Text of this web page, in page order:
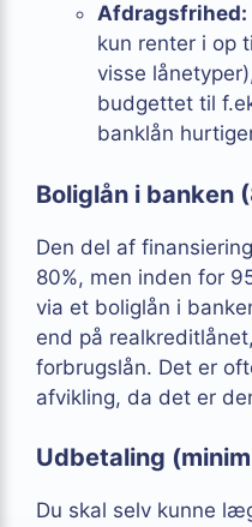
Afdragsfrihed:
kun renter i op
visse
budgettet til
banklån
Boliglån i banken
Den del af
80%, men inden for
via et boliglån i
end på
forbrugslån. Det er
afvikling, da det er
Udbetaling
Du skal selv kunne